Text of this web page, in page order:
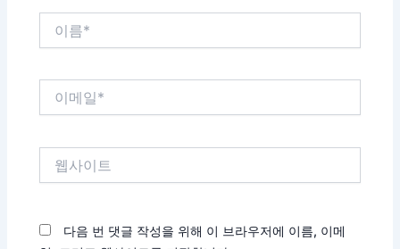
다음 번 댓글 작성을 위해 이 브라우저에 이름, 이메